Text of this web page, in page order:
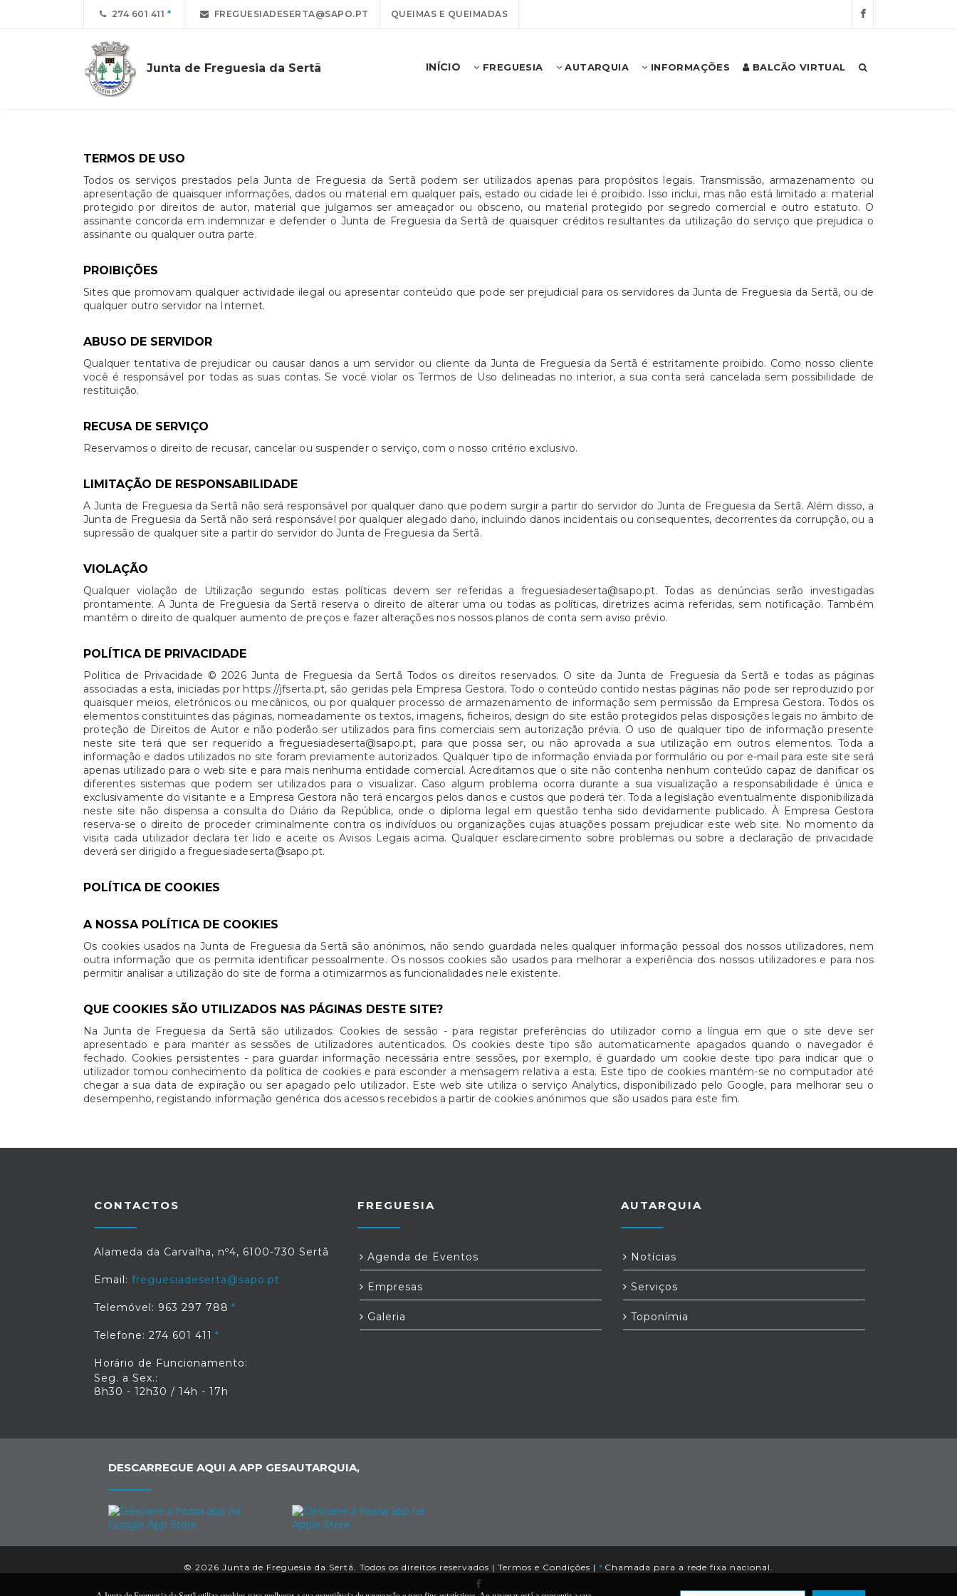
274 601 411 FREGUESIADESERTA@SAPO.PT QUEIMAS E QUEIMADAS
Junta de Freguesia da Sertã INÍCIO FREGUESIA AUTARQUIA INFORMAÇÕES BALCÃO VIRTUAL
TERMOS DE USO
Todos os serviços prestados pela Junta de Freguesia da Sertã podem ser utilizados apenas para propósitos legais. Transmissão, armazenamento ou
apresentação de quaisquer informações, dados ou material em qualquer país, estado ou cidade lei é proibido. Isso inclui, mas não está limitado a: material
protegido por direitos de autor, material que julgamos ser ameaçador ou obsceno, ou material protegido por segredo comercial e outro estatuto. O
assinante concorda em indemnizar e defender o Junta de Freguesia da Sertã de quaisquer créditos resultantes da utilização do serviço que prejudica o
assinante ou qualquer outra parte.
PROIBIÇÕES
Sites que promovam qualquer actividade ilegal ou apresentar conteúdo que pode ser prejudicial para os servidores da Junta de Freguesia da Sertã, ou de
qualquer outro servidor na Internet.
ABUSO DE SERVIDOR
Qualquer tentativa de prejudicar ou causar danos a um servidor ou cliente da Junta de Freguesia da Sertã é estritamente proibido. Como nosso cliente
você é responsável por todas as suas contas. Se você violar os Termos de Uso delineadas no interior, a sua conta será cancelada sem possibilidade de
restituição.
RECUSA DE SERVIÇO
Reservamos o direito de recusar, cancelar ou suspender o serviço, com o nosso critério exclusivo.
LIMITAÇÃO DE RESPONSABILIDADE
A Junta de Freguesia da Sertã não será responsável por qualquer dano que podem surgir a partir do servidor do Junta de Freguesia da Sertã. Além disso, a
Junta de Freguesia da Sertã não será responsável por qualquer alegado dano, incluindo danos incidentais ou consequentes, decorrentes da corrupção, ou a
supressão de qualquer site a partir do servidor do Junta de Freguesia da Sertã.
VIOLAÇÃO
Qualquer violação de Utilização segundo estas políticas devem ser referidas a freguesiadeserta@sapo.pt. Todas as denúncias serão investigadas
prontamente. A Junta de Freguesia da Sertã reserva o direito de alterar uma ou todas as políticas, diretrizes acima referidas, sem notificação. Também
mantém o direito de qualquer aumento de preços e fazer alterações nos nossos planos de conta sem aviso prévio.
POLÍTICA DE PRIVACIDADE
Politica de Privacidade © 2026 Junta de Freguesia da Sertã Todos os direitos reservados. O site da Junta de Freguesia da Sertã e todas as páginas
associadas a esta, iniciadas por https://jfserta.pt, são geridas pela Empresa Gestora. Todo o conteúdo contido nestas páginas não pode ser reproduzido por
quaisquer meios, eletrónicos ou mecânicos, ou por qualquer processo de armazenamento de informação sem permissão da Empresa Gestora. Todos os
elementos constituintes das páginas, nomeadamente os textos, imagens, ficheiros, design do site estão protegidos pelas disposições legais no âmbito de
proteção de Direitos de Autor e não poderão ser utilizados para fins comerciais sem autorização prévia. O uso de qualquer tipo de informação presente
neste site terá que ser requerido a freguesiadeserta@sapo.pt, para que possa ser, ou não aprovada a sua utilização em outros elementos. Toda a
informação e dados utilizados no site foram previamente autorizados. Qualquer tipo de informação enviada por formulário ou por e-mail para este site será
apenas utilizado para o web site e para mais nenhuma entidade comercial. Acreditamos que o site não contenha nenhum conteúdo capaz de danificar os
diferentes sistemas que podem ser utilizados para o visualizar. Caso algum problema ocorra durante a sua visualização a responsabilidade é única e
exclusivamente do visitante e a Empresa Gestora não terá encargos pelos danos e custos que poderá ter. Toda a legislação eventualmente disponibilizada
neste site não dispensa a consulta do Diário da República, onde o diploma legal em questão tenha sido devidamente publicado. À Empresa Gestora
reserva-se o direito de proceder criminalmente contra os indivíduos ou organizações cujas atuações possam prejudicar este web site. No momento da
visita cada utilizador declara ter lido e aceite os Avisos Legais acima. Qualquer esclarecimento sobre problemas ou sobre a declaração de privacidade
deverá ser dirigido a freguesiadeserta@sapo.pt.
POLÍTICA DE COOKIES
A NOSSA POLÍTICA DE COOKIES
Os cookies usados na Junta de Freguesia da Sertã são anónimos, não sendo guardada neles qualquer informação pessoal dos nossos utilizadores, nem
outra informação que os permita identificar pessoalmente. Os nossos cookies são usados para melhorar a experiência dos nossos utilizadores e para nos
permitir analisar a utilização do site de forma a otimizarmos as funcionalidades nele existente.
QUE COOKIES SÃO UTILIZADOS NAS PÁGINAS DESTE SITE?
Na Junta de Freguesia da Sertã são utilizados: Cookies de sessão - para registar preferências do utilizador como a língua em que o site deve ser
apresentado e para manter as sessões de utilizadores autenticados. Os cookies deste tipo são automaticamente apagados quando o navegador é
fechado. Cookies persistentes - para guardar informação necessária entre sessões, por exemplo, é guardado um cookie deste tipo para indicar que o
utilizador tomou conhecimento da política de cookies e para esconder a mensagem relativa a esta. Este tipo de cookies mantém-se no computador até
chegar a sua data de expiração ou ser apagado pelo utilizador. Este web site utiliza o serviço Analytics, disponibilizado pelo Google, para melhorar seu o
desempenho, registando informação genérica dos acessos recebidos a partir de cookies anónimos que são usados para este fim.
CONTACTOS
Alameda da Carvalha, nº4, 6100-730 Sertã
Email: freguesiadeserta@sapo.pt
Telemóvel: 963 297 788
Telefone: 274 601 411
Horário de Funcionamento:
Seg. a Sex.:
8h30 - 12h30 / 14h - 17h
FREGUESIA
Agenda de Eventos
Empresas
Galeria
AUTARQUIA
Notícias
Serviços
Toponímia
DESCARREGUE AQUI A APP GESAUTARQUIA,
© 2026 Junta de Freguesia da Sertã. Todos os direitos reservados | Termos e Condições | * Chamada para a rede fixa nacional.